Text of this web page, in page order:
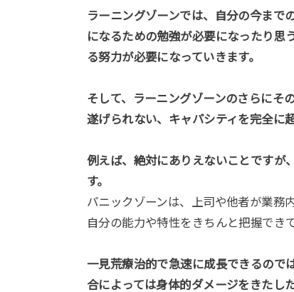
ラーニングゾーンでは、自分の今まで
になるための勉強が必要になったり思
る努力が必要になっていきます。
そして、ラーニングゾーンのさらにそ
遂げられない、キャパシティを完全に
例えば、絶対にありえないことですが
す。
パニックゾーンは、上司や他者が業務
自分の能力や特性をきちんと把握でき
一見荒療治的で急速に成長できるので
合によっては身体的ダメージをきたし